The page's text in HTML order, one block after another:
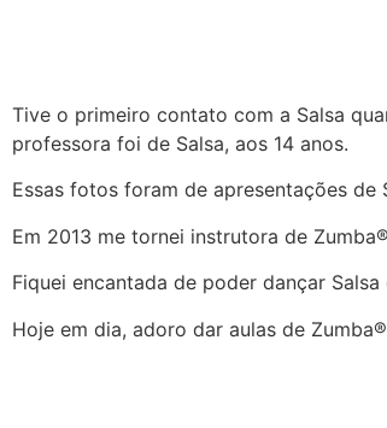
Tive o primeiro contato com a Salsa
professora foi de Salsa, aos 14 anos.
Essas fotos foram de apresentações de
Em 2013 me tornei instrutora de
Fiquei encantada de poder dançar
Hoje em dia, adoro dar aulas de